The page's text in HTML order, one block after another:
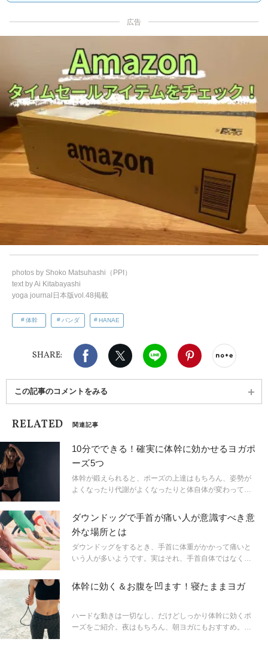
広告
photos by Shoko Matsuhashi（PPI）
text by Ai Kitabayashi
yoga journal日本版vol.48掲載
体幹 バンダ HANAE
SHARE:
Facebook X（旧twitter）
LINE Pinterest
この記事のコメントをみる
RELATED 関連記事
10分でできる！確実に体幹に効かせるヨガポ
ーズ5つ
体幹が鍛えられると、ポーズの上達はもちろん、姿勢が
よくなったり代謝がよくなったりと体自体が変わってく
のない母親にこそおすすめだ。育児で最高の高揚感を感
じているときにも、子どもに限界まで追い込まれたとき
にもうってつけの練習で、体幹をつくることに焦点を合
わせたものになっている。つまり、大きな母性愛に満ち
ているときだけでなく困難な問題に直面したときでも自
ためのものだ。
ダウンドッグで手首が痛い人が意識すべき意
外な場所とは
ダウンドッグをするとき、手首に体重がかかって痛いと
いう人が多いようです。実はそれ、手首自体ではなく、
ーチャーのキミ先生に、原因と対策を教えてもらいまし
た。
体幹に効く＆お腹を凹ます！寝たままヨガ
ハードな動きは一切なし、だけどしっかり体幹に効くポ
ーズをご紹介。夜はもちろん、朝ヨガにもおすすめ。ヨ